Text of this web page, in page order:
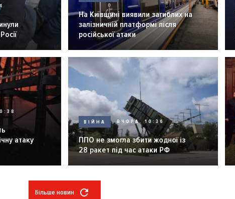
На Київщині виявили загиблих на
залізничній платформі після
російської атаки
атаку
ВІЙНА ВЧОРА, 10:36
ППО не змогла збити жодної із
28 ракет під час атаки РФ
Більше новин